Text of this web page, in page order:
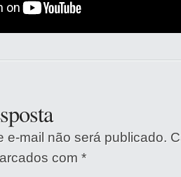
e-mail não será publicado.
com *